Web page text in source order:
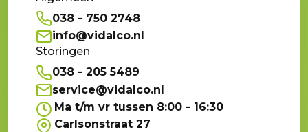
038 - 750 2748
info@vidalco.nl
Storingen
038 - 205 5489
service@vidalco.nl
Ma t/m vr tussen 8:00 - 16:30
Carlsonstraat 27